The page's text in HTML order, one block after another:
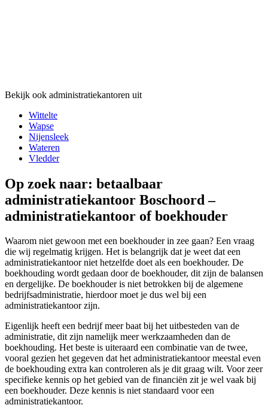
Bekijk ook administratiekantoren uit
Wittelte
Wapse
Nijensleek
Wateren
Vledder
Op zoek naar: betaalbaar
administratiekantoor Boschoord –
administratiekantoor of boekhouder
Waarom niet gewoon met een boekhouder in zee gaan? Een vraag
die wij regelmatig krijgen. Het is belangrijk dat je weet dat een
administratiekantoor niet hetzelfde doet als een boekhouder. De
boekhouding wordt gedaan door de boekhouder, dit zijn de balansen
en dergelijke. De boekhouder is niet betrokken bij de algemene
bedrijfsadministratie, hierdoor moet je dus wel bij een
administratiekantoor zijn.
Eigenlijk heeft een bedrijf meer baat bij het uitbesteden van de
administratie, dit zijn namelijk meer werkzaamheden dan de
boekhouding. Het beste is uiteraard een combinatie van de twee,
vooral gezien het gegeven dat het administratiekantoor meestal even
de boekhouding extra kan controleren als je dit graag wilt. Voor zeer
specifieke kennis op het gebied van de financiën zit je wel vaak bij
een boekhouder. Deze kennis is niet standaard voor een
administratiekantoor.